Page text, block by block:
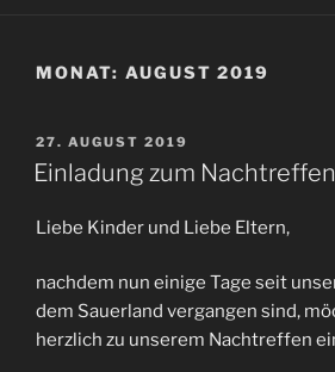
MONAT: AUGUST 2019
VERÖFFENTLICHT
AM
27. AUGUST 2019
Einladung zum Nachtreffen
Liebe Kinder und Liebe Eltern,
nachdem nun einige Tage seit
dem Sauerland vergangen sind,
herzlich zu unserem Nachtreffen